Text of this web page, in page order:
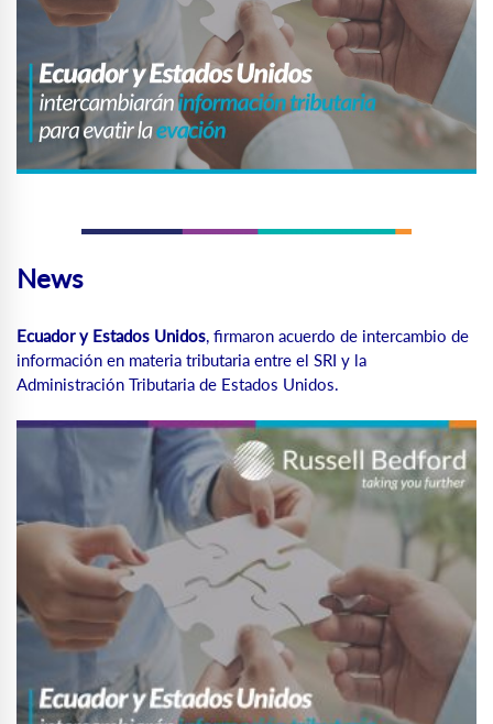
News
Ecuador y Estados Unidos , firmaron acuerdo de intercambio de
información en materia tributaria entre el SRI y la
Administración Tributaria de Estados Unidos.